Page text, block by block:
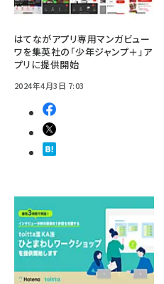
はてながアプリ専用マンガビュー
ワを集英社の「少年ジャンプ＋」ア
プリに提供開始
2024年4月3日 7:03